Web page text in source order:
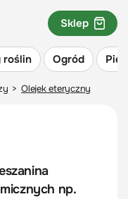
roślin Ogród
Sklep
> Olejek eteryczny
np.